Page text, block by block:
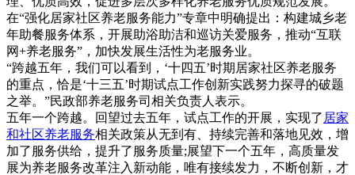
在“强化居家社区养老服务能力”专章中明确提出：构建城乡老
年助餐服务体系，开展助浴助洁和巡访关爱服务，推动“互联
网+养老服务”，加快发展生活性为老服务业。
“跨越五年，我们可以看到，‘十四五’时期居家社区养老服务
的重点，恰是‘十三五’时期试点工作创新实践努力探寻的破题
之举。”民政部养老服务司相关负责人表示。
五年一个跨越。回望过去五年，试点工作的开展，实现了 居家
和社区养老服务相关政策从无到有、持续完善和落地见效，增
加了服务供给，提升了服务质量;展望下一个五年，高质量发
展为养老服务改革注入新动能，唯有接续发力，不断创新，才